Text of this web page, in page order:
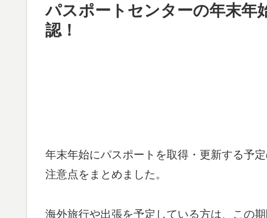
パスポートセンターの年末年
認！
年末年始にパスポートを取得・更新する予
注意点をまとめました。
海外旅行や出張を予定している方は、この